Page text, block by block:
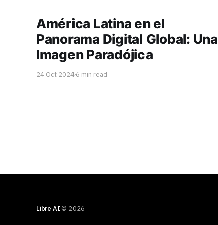
América Latina en el
Panorama Digital Global: Una
Imagen Paradójica
24 Oct 20246 min read
Libre AI © 2026